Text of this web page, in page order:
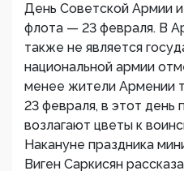
День Советской Армии
флота — 23 февраля. В
также не является
национальной армии
менее жители Армении
23 февраля, в этот день
возлагают цветы к
Накануне праздника
Виген Саркисян